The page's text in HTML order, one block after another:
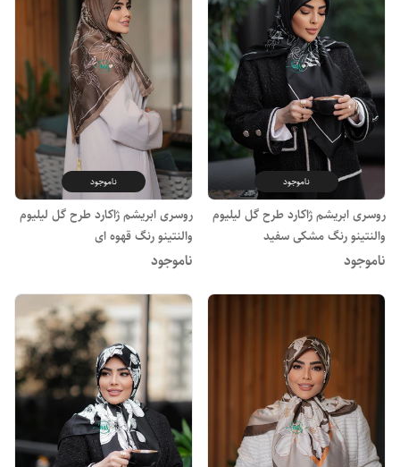
ناموجود
روسری ابریشم ژاکارد طرح گل لیلیوم
والنتینو رنگ مشکی سفید
ناموجود
ناموجود
روسری ابریشم ژاکارد طرح گل لیلیوم
والنتینو رنگ قهوه ای
ناموجود